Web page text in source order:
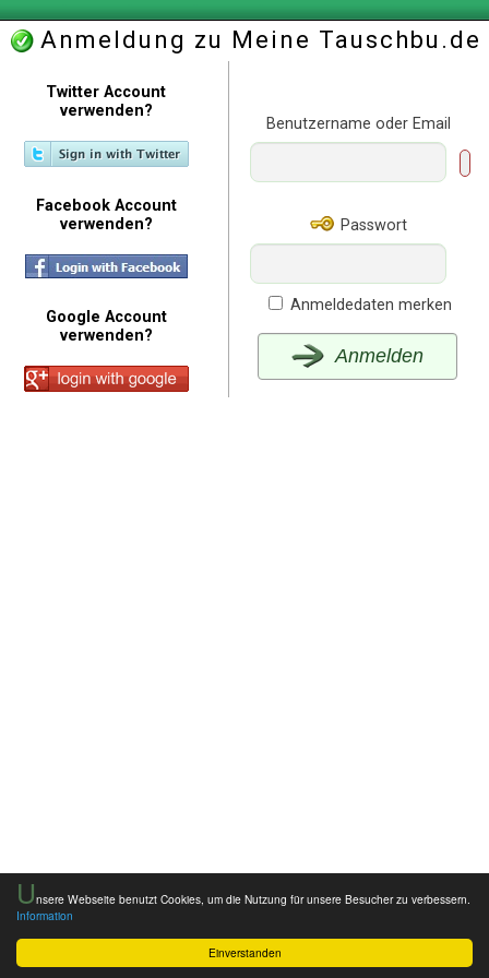
Einverstanden
Unsere Webseite benutzt Cookies, um die Nutzung für unsere Besucher zu verbessern.
Information
Anmeldung zu Meine Tauschbu.de
Twitter Account
verwenden?
Benutzername oder Email
Passwort
Anmeldedaten merken
Anmelden
Facebook Account
verwenden?
Google Account
verwenden?